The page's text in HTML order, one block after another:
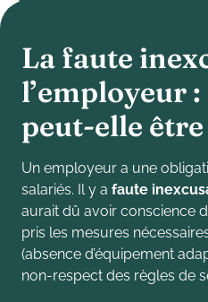
La faute inex
l’employeur :
peut-elle être
Un employeur a une
salariés. Il y a faute
aurait dû avoir conscience
pris les mesures
(absence d’équipement
non-respect des règles de